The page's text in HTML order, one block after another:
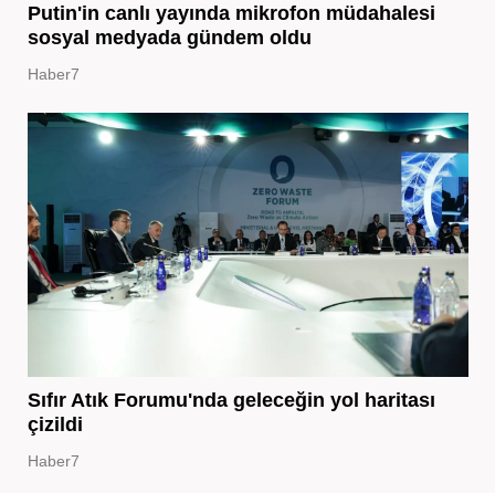
Putin'in canlı yayında mikrofon müdahalesi
sosyal medyada gündem oldu
Haber7
Sıfır Atık Forumu'nda geleceğin yol haritası
çizildi
Haber7